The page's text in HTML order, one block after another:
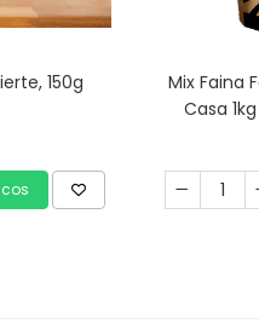
150g
Mix Faina
Casa